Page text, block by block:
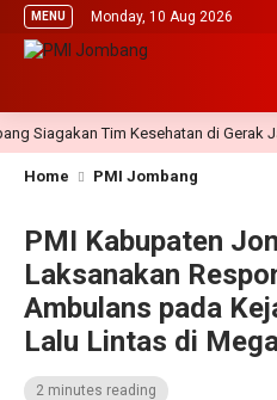
MENU Monday, 10 Aug 2026
Siagakan Tim Kesehatan di Gerak
Home PMI Jombang
PMI Kabupaten
Laksanakan
Ambulans pada
Lalu Lintas di
2 minutes reading